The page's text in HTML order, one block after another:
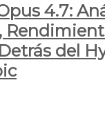
4.7:
del